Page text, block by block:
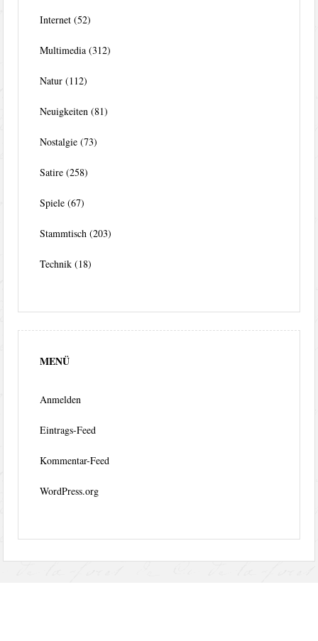
Internet (52)
Multimedia (312)
Natur (112)
Neuigkeiten (81)
Nostalgie (73)
Satire (258)
Spiele (67)
Stammtisch (203)
Technik (18)
MENÜ
Anmelden
Eintrags-Feed
Kommentar-Feed
WordPress.org